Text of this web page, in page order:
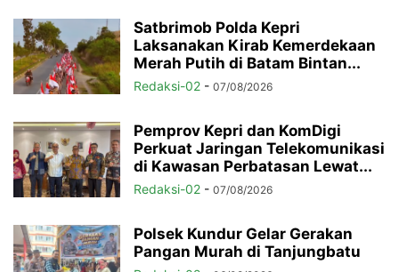
Satbrimob Polda Kepri
Laksanakan Kirab Kemerdekaan
Merah Putih di Batam Bintan...
Redaksi-02 - 07/08/2026
Pemprov Kepri dan KomDigi
Perkuat Jaringan Telekomunikasi
di Kawasan Perbatasan Lewat...
Redaksi-02 - 07/08/2026
Polsek Kundur Gelar Gerakan
Pangan Murah di Tanjungbatu